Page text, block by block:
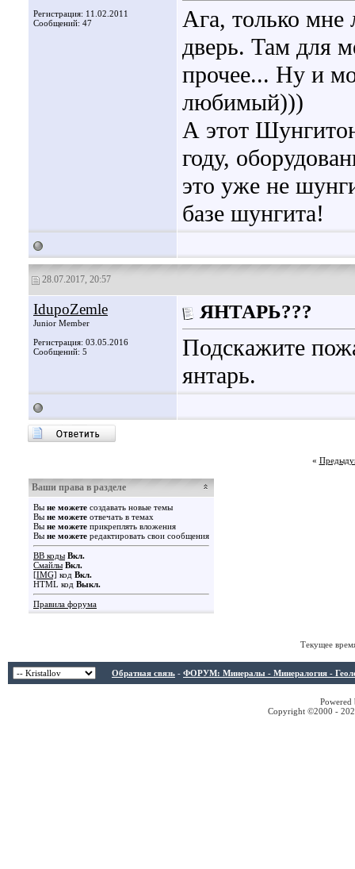
Регистрация: 11.02.2011
Сообщений: 47
Ага, только мне
дверь. Там для
прочее... Ну и
любимый)))
А этот
году,
это уже не
базе шунгита!
28.07.2017, 20:57
IdupoZemle
Junior Member
Регистрация: 03.05.2016
Сообщений: 5
ЯНТАРЬ???
Подскажите
янтарь.
«
Ваши права в разделе
Вы не можете создавать новые темы
Вы не можете отвечать в темах
Вы не можете прикреплять вложения
Вы не можете редактировать свои сообщения
BB коды Вкл.
Смайлы Вкл.
[IMG] код Вкл.
HTML код Выкл.
Правила форума
Текущее
Обратная связь - ФОРУМ: Минералы - Минералогия -
Copyright ©2000 -